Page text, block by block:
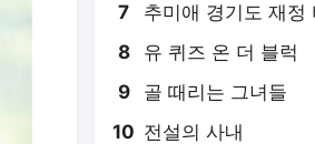
7 추미애 경기도 재정
8 유 퀴즈 온 더 블럭
9 골 때리는 그녀들
10 전설의 사내